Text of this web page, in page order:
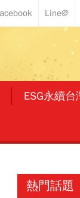
ESG永續台
熱門話題